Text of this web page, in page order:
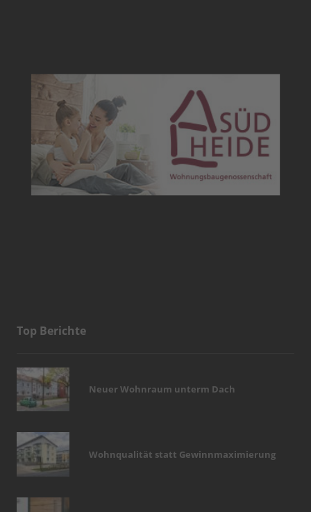
Top Berichte
Neuer Wohnraum unterm Dach
Wohnqualität statt Gewinnmaximierung